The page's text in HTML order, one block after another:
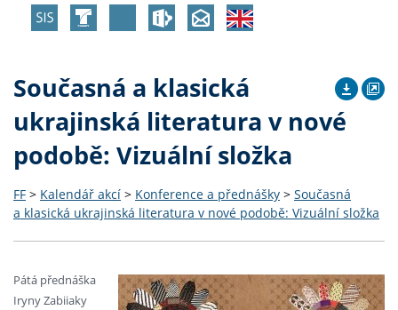
Současná a klasická
ukrajinská literatura v nové
podobě: Vizuální složka
FF > Kalendář akcí > Konference a přednášky > Současná
a klasická ukrajinská literatura v nové podobě: Vizuální složka
Pátá přednáška
Iryny Zabiiaky